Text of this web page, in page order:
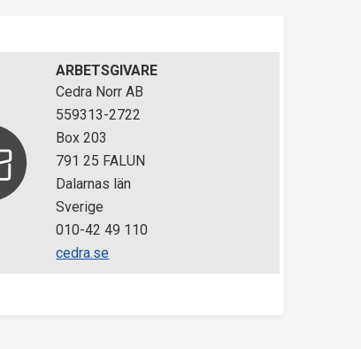
ARBETSGIVARE
Cedra Norr AB
559313-2722
Box 203
791 25 FALUN
Dalarnas län
Sverige
010-42 49 110
cedra.se